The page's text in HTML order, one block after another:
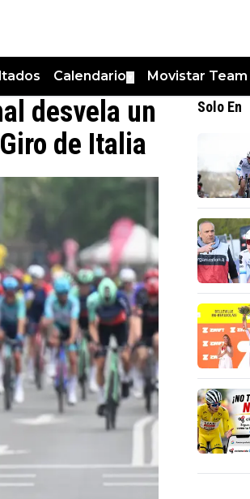
Calendario Movistar Team
desvela un
de Italia
Solo En